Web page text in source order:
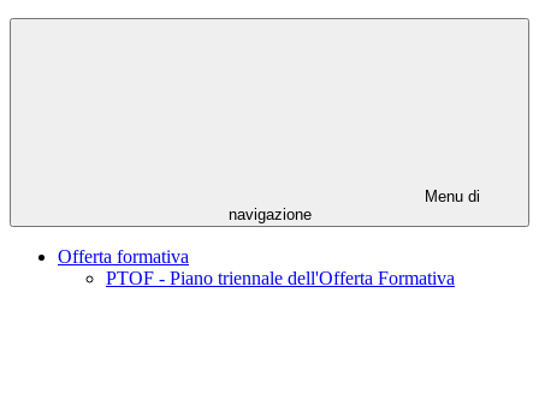
Menu di
navigazione
Offerta formativa
PTOF - Piano triennale dell'Offerta Formativa